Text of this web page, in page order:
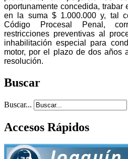
oportunamente concedida, trabar
en la suma $ 1.000.000 y, tal
Código Procesal Penal,
restricciones preventivas al
inhabilitación especial para
motor, por el plazo de dos años
resolución.
Buscar
Buscar...
Accesos Rápidos